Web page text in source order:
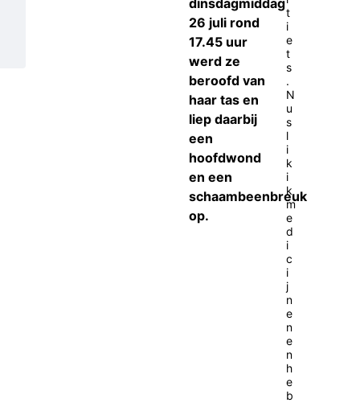
dinsdagmiddag
26 juli rond
17.45 uur
werd ze
beroofd van
haar tas en
liep daarbij
een
hoofdwond
en een
schaambeenbreuk
op.
t
i
e
t
s
.
N
u
s
l
i
k
i
k
m
e
d
i
c
i
j
n
e
n
e
n
h
e
b